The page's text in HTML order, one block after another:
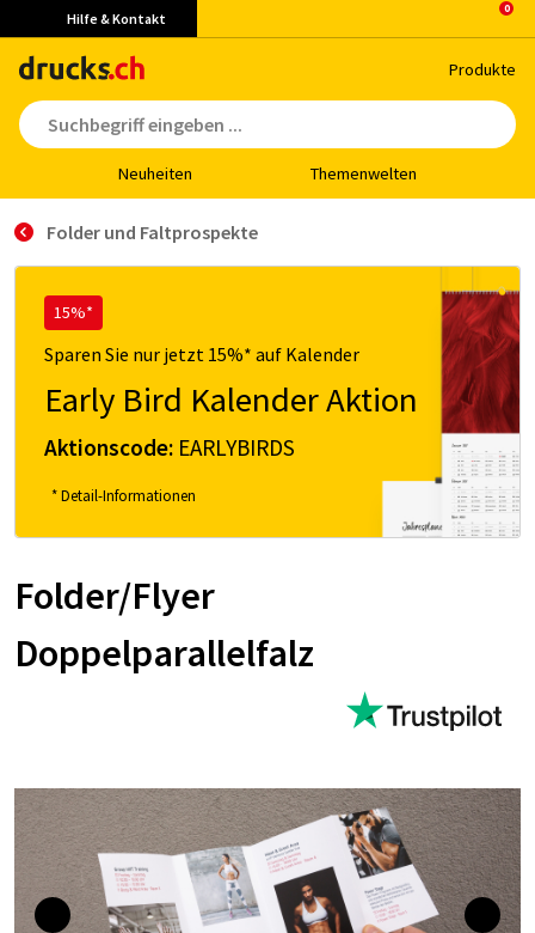
Hilfe & Kontakt
Pro­duk­te
Neu­hei­ten The­men­wel­ten
Folder und Faltprospekte
15%*
Sparen Sie nur jetzt 15%* auf Kalender
Early Bird Kalender Aktion
Aktionscode: EARLYBIRDS
* Detail-Informationen
Folder/Flyer
Doppelparallelfalz